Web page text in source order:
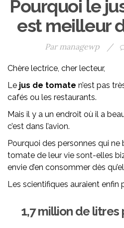
Pourquoi le
est meilleur
Par managewp /
Chère lectrice, cher lecteur,
Le jus de tomate n’est pas
cafés ou les restaurants.
Mais il y a un endroit où il a
c’est dans l’avion.
Pourquoi des personnes qui
tomate de leur vie sont-elles
envie d’en consommer dès
Les scientifiques auraient enfin
1,7 million de litres